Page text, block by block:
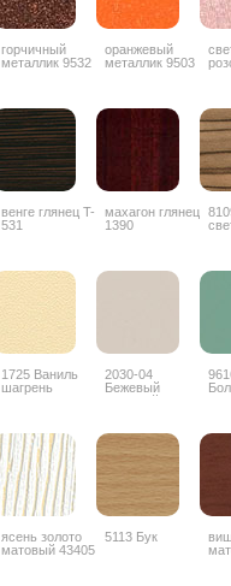
горчичный
металлик 9532
оранжевый
металлик 9503
венге глянец T-
531
махагон глянец
1390
1725 Ваниль
шагрень
2030-04
Бежевый
матовый
ясень золото
матовый 43405
5113 Бук